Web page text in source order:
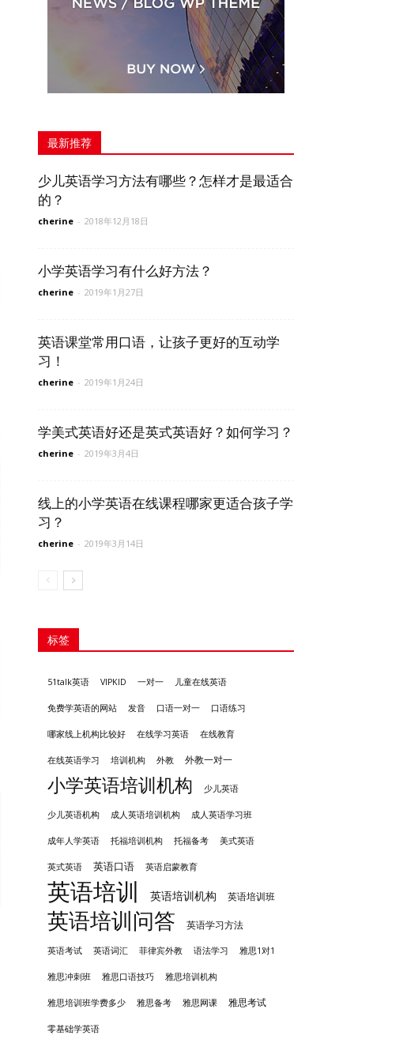
最新推荐
少儿英语学习方法有哪些？怎样才是最适合
的？
cherine - 2018年12月18日
小学英语学习有什么好方法？
cherine - 2019年1月27日
英语课堂常用口语，让孩子更好的互动学
习！
cherine - 2019年1月24日
学美式英语好还是英式英语好？如何学习？
cherine - 2019年3月4日
线上的小学英语在线课程哪家更适合孩子学
习？
cherine - 2019年3月14日
标签
51talk英语 VIPKID 一对一 儿童在线英语
免费学英语的网站 发音 口语一对一 口语练习
哪家线上机构比较好 在线学习英语 在线教育
在线英语学习 培训机构 外教 外教一对一
小学英语培训机构 少儿英语
少儿英语机构 成人英语培训机构 成人英语学习班
成年人学英语 托福培训机构 托福备考 美式英语
英式英语 英语口语 英语启蒙教育
英语培训 英语培训机构 英语培训班
英语培训问答 英语学习方法
英语考试 英语词汇 菲律宾外教 语法学习 雅思1对1
雅思冲刺班 雅思口语技巧 雅思培训机构
雅思培训班学费多少 雅思备考 雅思网课 雅思考试
零基础学英语